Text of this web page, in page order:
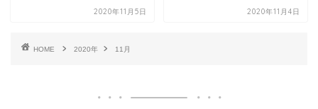
2020年11月5日 2020年11月4日
HOME 2020年 11月